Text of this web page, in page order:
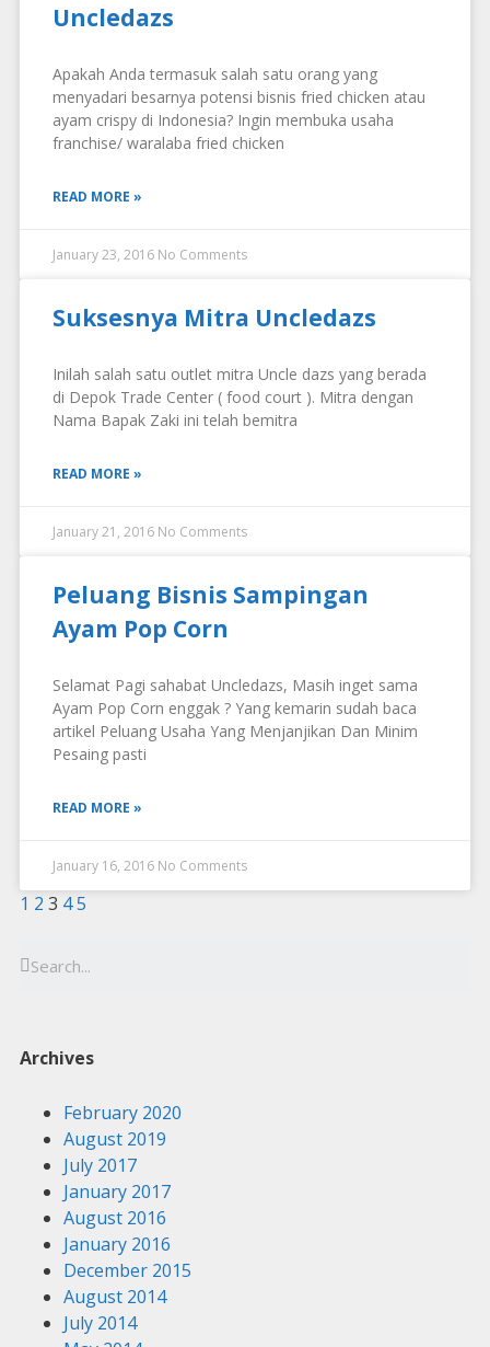
Uncledazs
Apakah Anda termasuk salah satu orang yang
menyadari besarnya potensi bisnis fried chicken atau
ayam crispy di Indonesia? Ingin membuka usaha
franchise/ waralaba fried chicken
READ MORE »
January 23, 2016 No Comments
Suksesnya Mitra Uncledazs
Inilah salah satu outlet mitra Uncle dazs yang berada
di Depok Trade Center ( food court ). Mitra dengan
Nama Bapak Zaki ini telah bemitra
READ MORE »
January 21, 2016 No Comments
Peluang Bisnis Sampingan
Ayam Pop Corn
Selamat Pagi sahabat Uncledazs, Masih inget sama
Ayam Pop Corn enggak ? Yang kemarin sudah baca
artikel Peluang Usaha Yang Menjanjikan Dan Minim
Pesaing pasti
READ MORE »
January 16, 2016 No Comments
1 2 3 45
Archives
February 2020
August 2019
July 2017
January 2017
August 2016
January 2016
December 2015
August 2014
July 2014